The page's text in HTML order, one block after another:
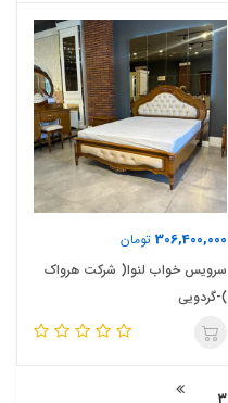
306,400,000 تومان
سرویس خواب لنوا( شرکت هرواک
)-گردویی